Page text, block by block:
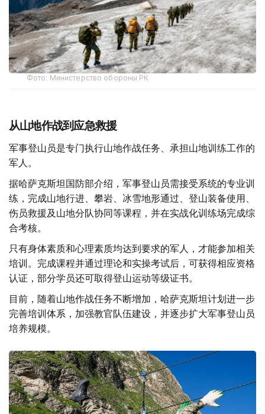
Фото: Министерство обороны РК
从山地作战到应急救援
军事登山员是专门执行山地作战任务、承担山地训练工作的
军人。
据哈萨克斯坦国防部介绍，军事登山员需接受系统的专业训
练，完成山地行进、攀岩、冰雪地形通过、登山装备使用、
伤员救援及山地分队协同等课程，并在实战化训练场完成综
合考核。
只有身体素质和心理素质均达到要求的军人，才能参加相关
培训。完成课程并通过理论和实操考试后，可获得相应资格
认证，部分学员还可取得登山运动等级证书。
目前，随着山地作战任务不断增加，哈萨克斯坦计划进一步
完善培训体系，加强教官队伍建设，并逐步扩大军事登山员
培养规模。